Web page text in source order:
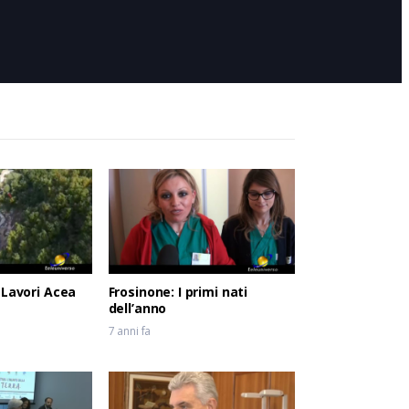
Acea
Frosinone: I primi nati
dell’anno
7 anni fa